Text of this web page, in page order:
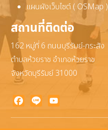
แผนผังเว็บไซต์ ( OSMap )
สถานที่ติดต่อ
162 หมู่ที่ 6 ถนนบุรีรัมย์-กระสัง
ตำบลห้วยราช อำเภอห้วยราช
จังหวัดบุรีรัมย์ 31000